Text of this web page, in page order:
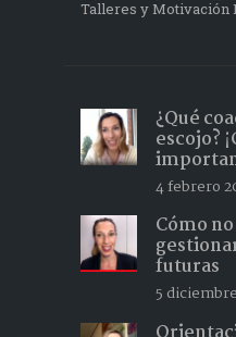
Talleres y Motivación
¿Qué
escojo?
4 febrero
Cómo
futuras
5